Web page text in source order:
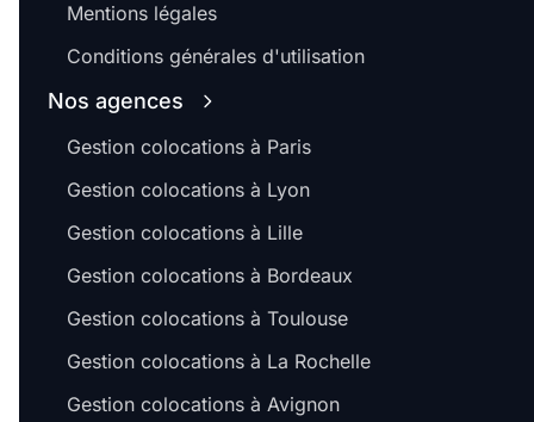
Mentions légales
Conditions générales d'utilisation
Nos agences
Gestion colocations à Paris
Gestion colocations à Lyon
Gestion colocations à Lille
Gestion colocations à Bordeaux
Gestion colocations à Toulouse
Gestion colocations à La Rochelle
Gestion colocations à Avignon